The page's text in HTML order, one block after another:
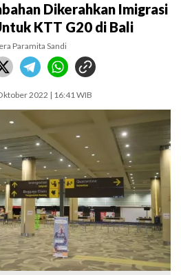
Dikerahkan Imigrasi
KTT G20 di Bali
Paramita Sandi
2022 | 16:41 WIB